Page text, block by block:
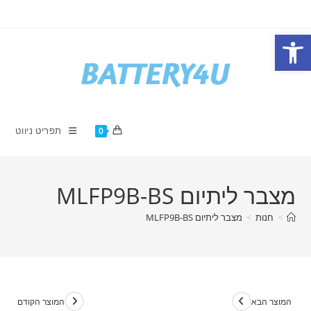
פתח סרגל נגישות
content
0 תפריט ניווט
מצבר ליתיום MLFP9B-BS
> חנות > מצבר ליתיום MLFP9B-BS
המוצר הקודם המוצר הבא